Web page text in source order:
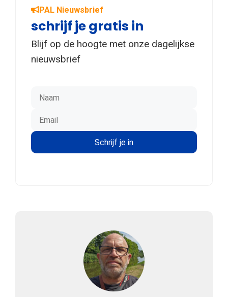
PAL Nieuwsbrief
schrijf je gratis in
Blijf op de hoogte met onze dagelijkse
nieuwsbrief